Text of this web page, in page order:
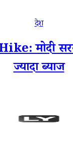
देश
ज्यादा ब्याज